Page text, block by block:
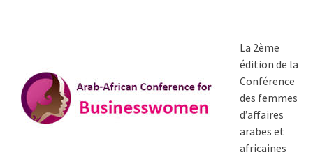
La 2ème
édition de la
Conférence
des femmes
d’affaires
arabes et
africaines